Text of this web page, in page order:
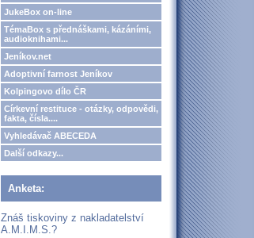
JukeBox on-line
TémaBox s přednáškami, kázáními,
audioknihami...
Jeníkov.net
Adoptivní farnost Jeníkov
Kolpingovo dílo ČR
Církevní restituce - otázky, odpovědi,
fakta, čísla....
Vyhledávač ABECEDA
Další odkazy...
Anketa:
Znáš tiskoviny z nakladatelství
A.M.I.M.S.?